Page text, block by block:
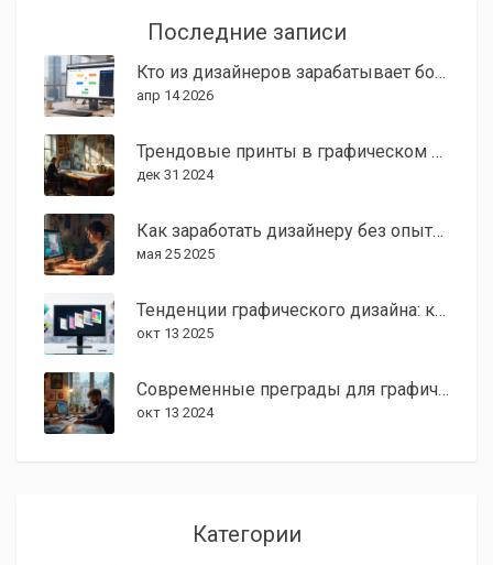
Последние записи
Кто из дизайнеров зарабатывает больше всех: разбор зарплат и специальностей
апр 14 2026
Трендовые принты в графическом дизайне 2024 года
дек 31 2024
Как заработать дизайнеру без опыта: реальные способы для старта
мая 25 2025
Тенденции графического дизайна: как быстро они меняются
окт 13 2025
Современные преграды для графических дизайнеров и пути их преодоления
окт 13 2024
Категории